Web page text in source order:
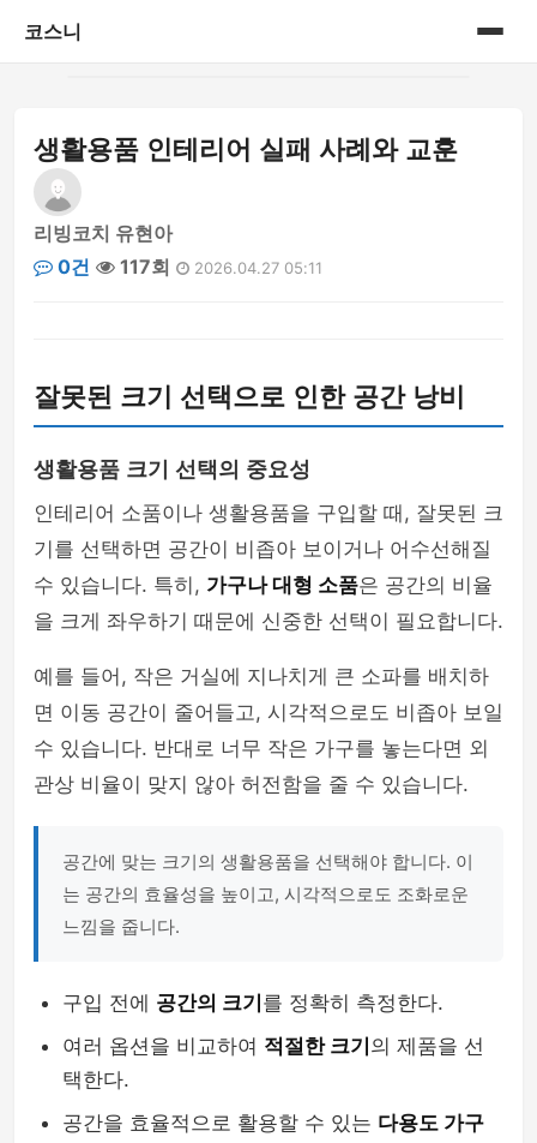
코스니
게시판
생활용품 인테리어 실패 사례와 교훈
리빙코치 유현아
0건
117회 2026.04.27 05:11
잘못된 크기 선택으로 인한 공간 낭비
생활용품 크기 선택의 중요성
인테리어 소품이나 생활용품을 구입할 때, 잘못된 크
기를 선택하면 공간이 비좁아 보이거나 어수선해질
수 있습니다. 특히, 가구나 대형 소품은 공간의 비율
을 크게 좌우하기 때문에 신중한 선택이 필요합니다.
예를 들어, 작은 거실에 지나치게 큰 소파를 배치하
면 이동 공간이 줄어들고, 시각적으로도 비좁아 보일
수 있습니다. 반대로 너무 작은 가구를 놓는다면 외
관상 비율이 맞지 않아 허전함을 줄 수 있습니다.
공간에 맞는 크기의 생활용품을 선택해야 합니다. 이
는 공간의 효율성을 높이고, 시각적으로도 조화로운
느낌을 줍니다.
구입 전에 공간의 크기 를 정확히 측정한다.
여러 옵션을 비교하여 적절한 크기 의 제품을 선
택한다.
공간을 효율적으로 활용할 수 있는 다용도 가구